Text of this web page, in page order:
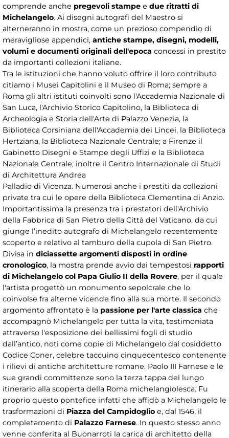
comprende anche pregevoli stampe e due ritratti di
Michelangelo. Ai disegni autografi del Maestro si
alterneranno in mostra, come un prezioso compendio di
meravigliose appendici, antiche stampe, disegni, modelli,
volumi e documenti originali dell'epoca concessi in prestito
da importanti collezioni italiane.
Tra le istituzioni che hanno voluto offrire il loro contributo
citiamo i Musei Capitolini e il Museo di Roma; sempre a
Roma gli altri istituti coinvolti sono l'Accademia Nazionale di
San Luca, l'Archivio Storico Capitolino, la Biblioteca di
Archeologia e Storia dell'Arte di Palazzo Venezia, la
Biblioteca Corsiniana dell'Accademia dei Lincei, la Biblioteca
Hertziana, la Biblioteca Nazionale Centrale; a Firenze il
Gabinetto Disegni e Stampe degli Uffizi e la Biblioteca
Nazionale Centrale; inoltre il Centro Internazionale di Studi
di Architettura Andrea
Palladio di Vicenza. Numerosi anche i prestiti da collezioni
private tra cui le opere della Biblioteca Clementina di Anzio.
Importantissima la presenza tra i prestatori dell'Archivio
della Fabbrica di San Pietro della Città del Vaticano, da cui
giunge l’inedito autografo di Michelangelo recentemente
scoperto e relativo al tamburo della cupola di San Pietro.
Divisa in diciassette argomenti disposti in ordine
cronologico, la mostra prende avvio dai tempestosi rapporti
di Michelangelo col Papa Giulio II della Rovere, per il quale
l'artista progettò un monumento sepolcrale che lo
coinvolse fra alterne vicende fino alla sua morte. Il secondo
argomento affrontato è la passione per l'arte classica che
accompagnò Michelangelo per tutta la vita, testimoniata
attraverso l'esposizione dei bellissimi fogli di studio
dall’antico, noti come copie di Michelangelo dal cosiddetto
Codice Coner, celebre taccuino cinquecentesco contenente
i rilievi di antiche architetture romane. Paolo III Farnese e le
sue grandi committenze sono la terza tappa del lungo
itinerario alla scoperta della Roma michelangiolesca. Fu
proprio questo pontefice infatti che affidò a Michelangelo le
trasformazioni di Piazza del Campidoglio e, dal 1546, il
completamento di Palazzo Farnese. In questo stesso anno
venne conferita al Buonarroti la carica di architetto della